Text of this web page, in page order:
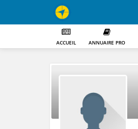
ACCUEIL ANNUAIRE PRO